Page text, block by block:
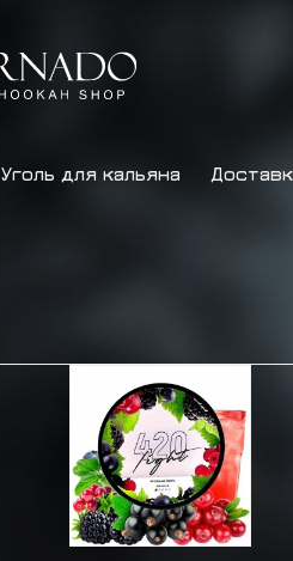
Уголь для кальяна